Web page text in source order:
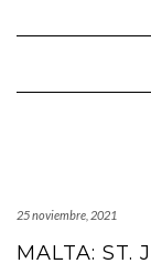
25 noviembre, 2021
MALTA: ST.